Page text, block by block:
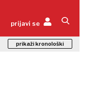
prijavi se
prikaži kronološki